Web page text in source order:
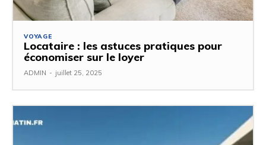
VOYAGE
Locataire : les astuces pratiques pour
économiser sur le loyer
ADMIN - juillet 25, 2025